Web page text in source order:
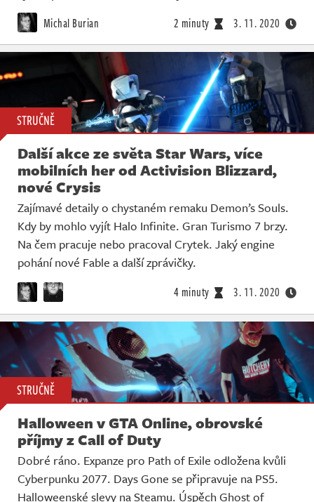
Michal Burian 2 minuty 3. 11. 2020
STRUČNĚ
Další akce ze světa Star Wars, více
mobilních her od Activision Blizzard,
nové Crysis
Zajímavé detaily o chystaném remaku Demon’s Souls.
Kdy by mohlo vyjít Halo Infinite. Gran Turismo 7 brzy.
Na čem pracuje nebo pracoval Crytek. Jaký engine
pohání nové Fable a další zprávičky.
4 minuty 3. 11. 2020
STRUČNĚ
Halloween v GTA Online, obrovské
příjmy z Call of Duty
Dobré ráno. Expanze pro Path of Exile odložena kvůli
Cyberpunku 2077. Days Gone se připravuje na PS5.
Halloweenské slevy na Steamu. Úspěch Ghost of